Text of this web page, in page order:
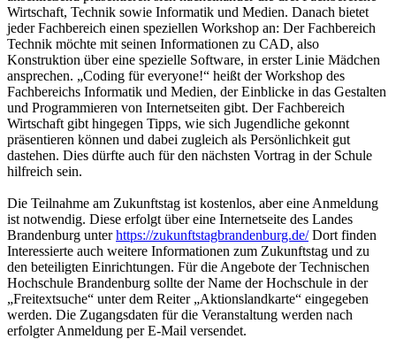
Wirtschaft, Technik sowie Informatik und Medien. Danach bietet
jeder Fachbereich einen speziellen Workshop an: Der Fachbereich
Technik möchte mit seinen Informationen zu CAD, also
Konstruktion über eine spezielle Software, in erster Linie Mädchen
ansprechen. „Coding für everyone!“ heißt der Workshop des
Fachbereichs Informatik und Medien, der Einblicke in das Gestalten
und Programmieren von Internetseiten gibt. Der Fachbereich
Wirtschaft gibt hingegen Tipps, wie sich Jugendliche gekonnt
präsentieren können und dabei zugleich als Persönlichkeit gut
dastehen. Dies dürfte auch für den nächsten Vortrag in der Schule
hilfreich sein.
Die Teilnahme am Zukunftstag ist kostenlos, aber eine Anmeldung
ist notwendig. Diese erfolgt über eine Internetseite des Landes
Brandenburg unterhttps://zukunftstagbrandenburg.de/Dort finden
Interessierte auch weitere Informationen zum Zukunftstag und zu
den beteiligten Einrichtungen. Für die Angebote der Technischen
Hochschule Brandenburg sollte der Name der Hochschule in der
„Freitextsuche“ unter dem Reiter „Aktionslandkarte“ eingegeben
werden. Die Zugangsdaten für die Veranstaltung werden nach
erfolgter Anmeldung per E-Mail versendet.